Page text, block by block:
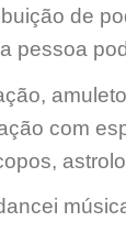
de
pessoa
com